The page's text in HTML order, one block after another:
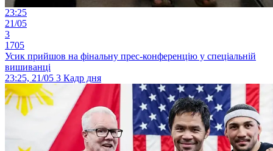
23:25
21/05
3
1705
Усик прийшов на фінальну прес-конференцію у спеціальній
вишиванці
23:25, 21/05 3 Кадр дня